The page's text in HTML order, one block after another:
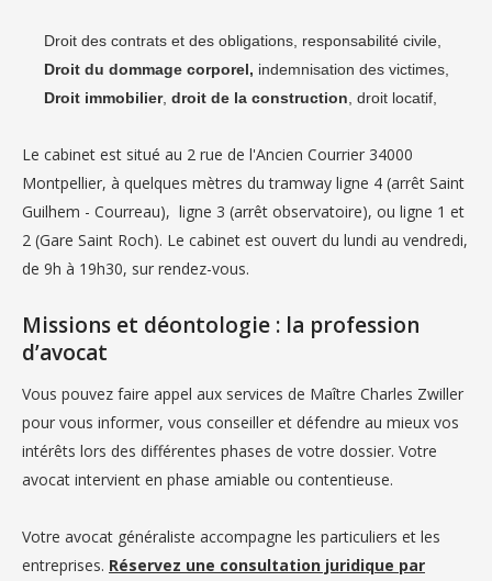
Droit des contrats et des obligations, responsabilité civile,
Droit du dommage corporel, indemnisation des victimes,
Droit immobilier, droit de la construction , droit locatif,
Le cabinet est situé au 2 rue de l'Ancien Courrier 34000
Montpellier, à quelques mètres du tramway ligne 4 (arrêt Saint
Guilhem - Courreau), ligne 3 (arrêt observatoire), ou ligne 1 et
2 (Gare Saint Roch). Le cabinet est ouvert du lundi au vendredi,
de 9h à 19h30, sur rendez-vous.
Missions et déontologie : la profession
d’avocat
Vous pouvez faire appel aux services de Maître Charles Zwiller
pour vous informer, vous conseiller et défendre au mieux vos
intérêts lors des différentes phases de votre dossier. Votre
avocat intervient en phase amiable ou contentieuse.
Votre avocat généraliste accompagne les particuliers et les
entreprises. Réservez une consultation juridique par